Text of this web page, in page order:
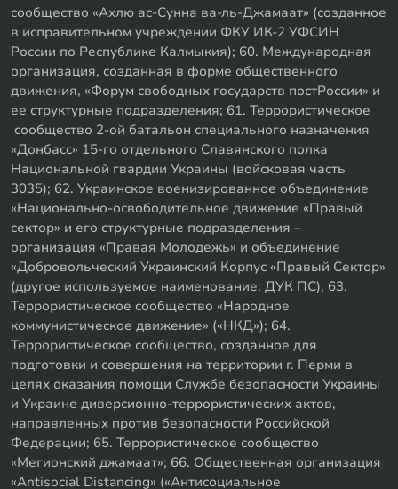
сообщество «Ахлю ас-Сунна ва-ль-Джамаат» (созданное
в исправительном учреждении ФКУ ИК-2 УФСИН
России по Республике Калмыкия); 60. Международная
организация, созданная в форме общественного
движения, «Форум свободных государств постРоссии» и
ее структурные подразделения; 61. Террористическое
сообщество 2-ой батальон специального назначения
«Донбасс» 15-го отдельного Славянского полка
Национальной гвардии Украины (войсковая часть
3035); 62. Украинское военизированное объединение
«Национально-освободительное движение «Правый
сектор» и его структурные подразделения –
организация «Правая Молодежь» и объединение
«Добровольческий Украинский Корпус «Правый Сектор»
(другое используемое наименование: ДУК ПС); 63.
Террористическое сообщество «Народное
коммунистическое движение» («НКД»); 64.
Террористическое сообщество, созданное для
подготовки и совершения на территории г. Перми в
целях оказания помощи Службе безопасности Украины
и Украине диверсионно-террористических актов,
направленных против безопасности Российской
Федерации; 65. Террористическое сообщество
«Мегионский джамаат»; 66. Общественная организация
«Antisocial Distancing» («Антисоциальное